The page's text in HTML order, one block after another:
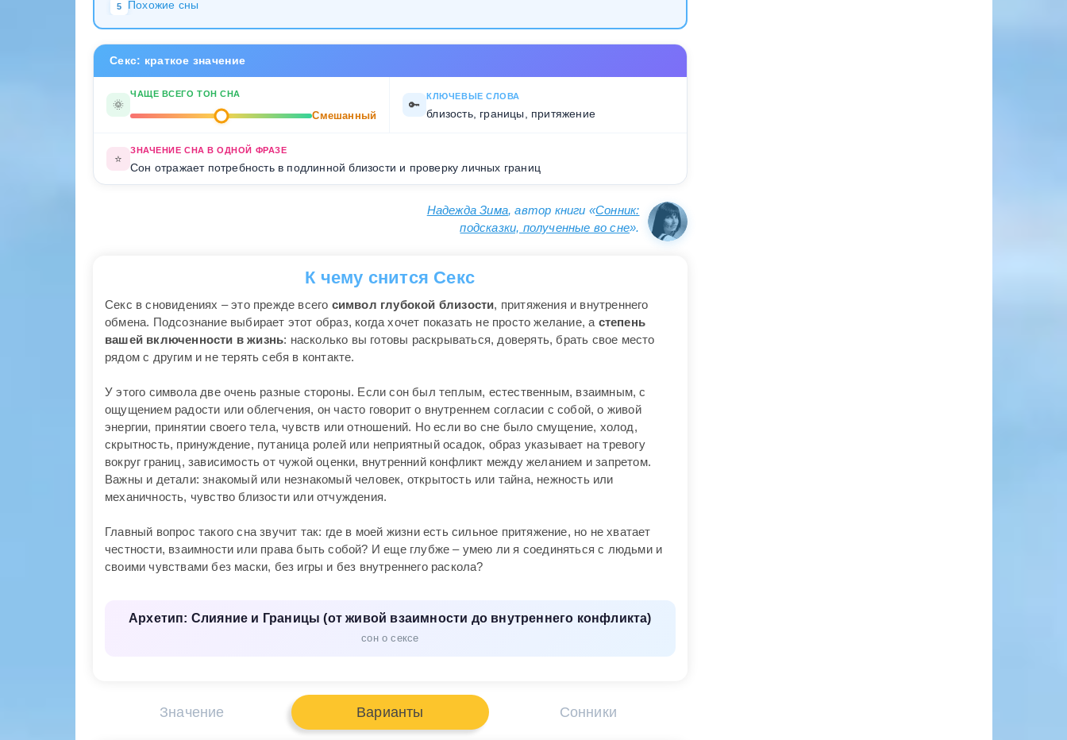
5 Похожие сны
Секс: краткое значение
🌞
ЧАЩЕ ВСЕГО ТОН СНА
Смешанный
🔑
КЛЮЧЕВЫЕ СЛОВА
близость, границы, притяжение
⭐
ЗНАЧЕНИЕ СНА В ОДНОЙ ФРАЗЕ
Сон отражает потребность в подлинной близости и проверку личных границ
Надежда Зима, автор книги «Сонник:
подсказки, полученные во сне».
К чему снится Секс
Секс в сновидениях – это прежде всего символ глубокой близости, притяжения и внутреннего
обмена. Подсознание выбирает этот образ, когда хочет показать не просто желание, а степень
вашей включенности в жизнь: насколько вы готовы раскрываться, доверять, брать свое место
рядом с другим и не терять себя в контакте.
У этого символа две очень разные стороны. Если сон был теплым, естественным, взаимным, с
ощущением радости или облегчения, он часто говорит о внутреннем согласии с собой, о живой
энергии, принятии своего тела, чувств или отношений. Но если во сне было смущение, холод,
скрытность, принуждение, путаница ролей или неприятный осадок, образ указывает на тревогу
вокруг границ, зависимость от чужой оценки, внутренний конфликт между желанием и запретом.
Важны и детали: знакомый или незнакомый человек, открытость или тайна, нежность или
механичность, чувство близости или отчуждения.
Главный вопрос такого сна звучит так: где в моей жизни есть сильное притяжение, но не хватает
честности, взаимности или права быть собой? И еще глубже – умею ли я соединяться с людьми и
своими чувствами без маски, без игры и без внутреннего раскола?
Архетип: Слияние и Границы (от живой взаимности до внутреннего конфликта)
сон о сексе
Значение Варианты Сонники